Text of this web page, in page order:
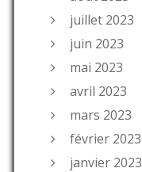
juillet 2023
juin 2023
mai 2023
avril 2023
mars 2023
février 2023
janvier 2023